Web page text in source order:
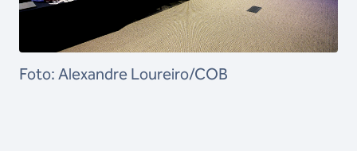
Foto: Alexandre Loureiro/COB